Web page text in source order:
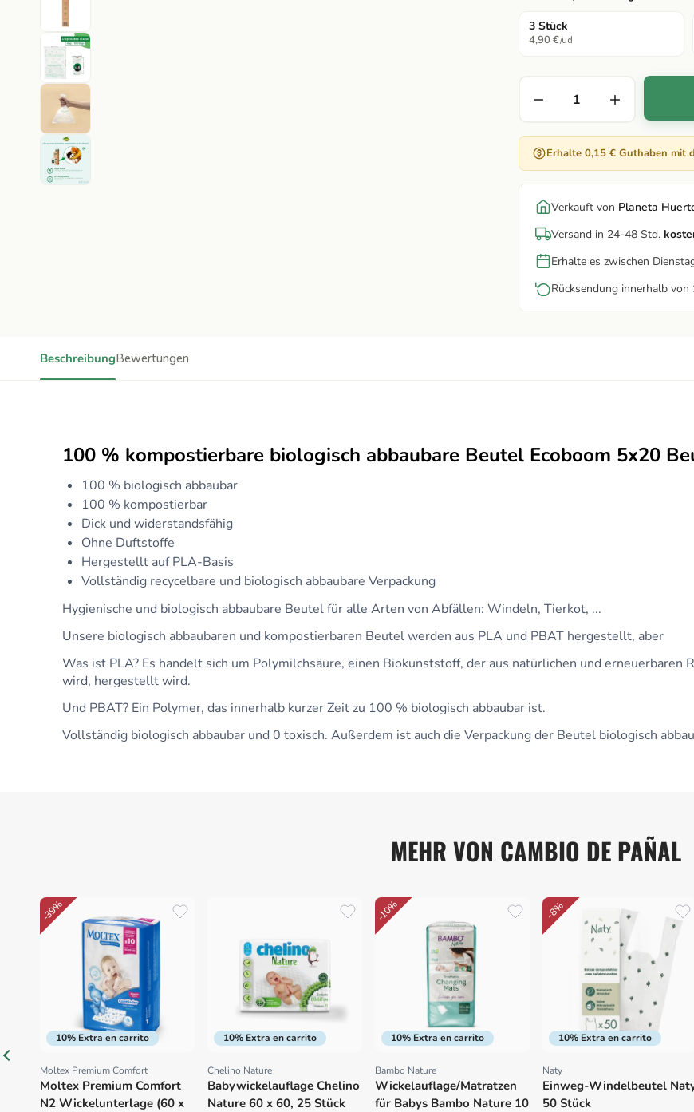
3 Stück
4,90 €/ud
Erhalte 0,15 € Guthaben mit
Verkauft von Planeta
Versand in 24-48 Std.
Erhalte es zwischen
Rücksendung innerhalb von
BeschreibungBewertungen
100 % kompostierbare biologisch abbaubare Beutel Ecoboom 5x20
100 % biologisch abbaubar
100 % kompostierbar
Dick und widerstandsfähig
Ohne Duftstoffe
Hergestellt auf PLA-Basis
Vollständig recycelbare und biologisch abbaubare Verpackung
Hygienische und biologisch abbaubare Beutel für alle Arten von Abfällen: Windeln, Tierkot, ...
Unsere biologisch abbaubaren und kompostierbaren Beutel werden aus PLA und PBAT hergestellt, aber
Was ist PLA? Es handelt sich um Polymilchsäure, einen Biokunststoff, der aus natürlichen und erneuerbaren
wird, hergestellt wird.
Und PBAT? Ein Polymer, das innerhalb kurzer Zeit zu 100 % biologisch abbaubar ist.
Vollständig biologisch abbaubar und 0 toxisch. Außerdem ist auch die Verpackung der Beutel biologisch
MEHR VON CAMBIO DE PAÑAL
-39%
10% Extra en carrito
Proveedor:
Moltex Premium Comfort
Moltex Premium Comfort
N2 Wickelunterlage (60 x
10% Extra en carrito
Proveedor:
Chelino Nature
Babywickelauflage Chelino
Nature 60 x 60, 25 Stück
-10%
10% Extra en carrito
Proveedor:
Bambo Nature
Wickelauflage/Matratzen
für Babys Bambo Nature 10
-8%
10% Extra en carrito
Proveedor:
Naty
Einweg-Windelbeutel
50 Stück